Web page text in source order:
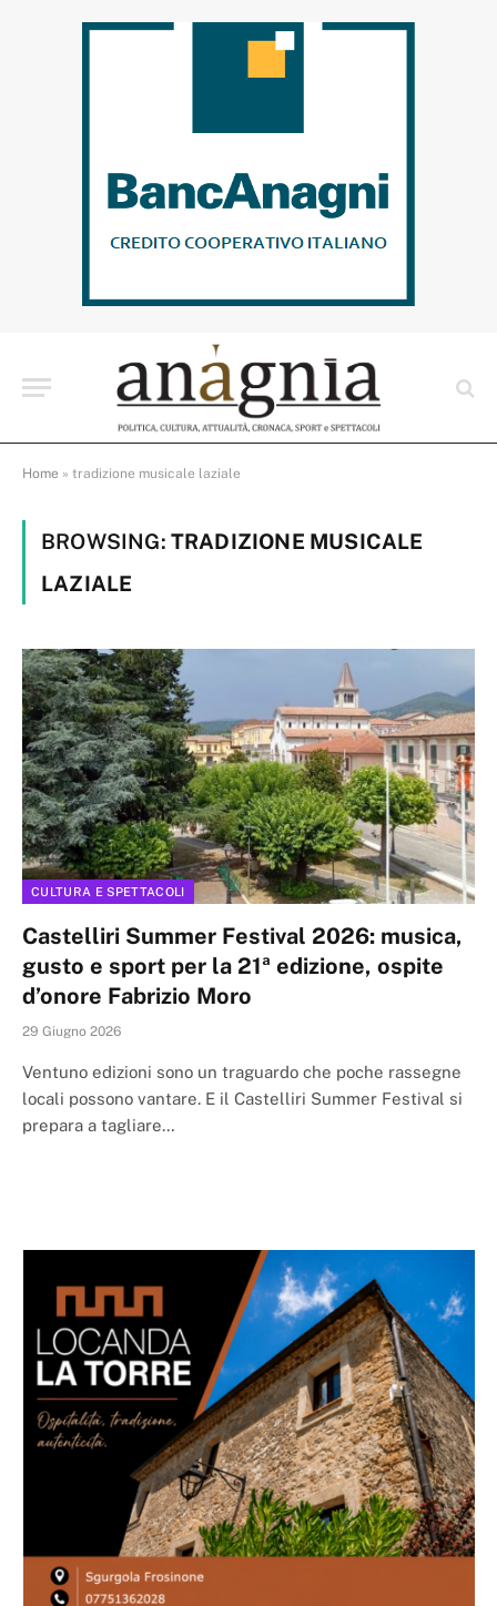
Home » tradizione musicale laziale
BROWSING: TRADIZIONE MUSICALE
LAZIALE
CULTURA E SPETTACOLI
Castelliri Summer Festival 2026: musica,
gusto e sport per la 21ª edizione, ospite
d’onore Fabrizio Moro
29 Giugno 2026
Ventuno edizioni sono un traguardo che poche rassegne
locali possono vantare. E il Castelliri Summer Festival si
prepara a tagliare…